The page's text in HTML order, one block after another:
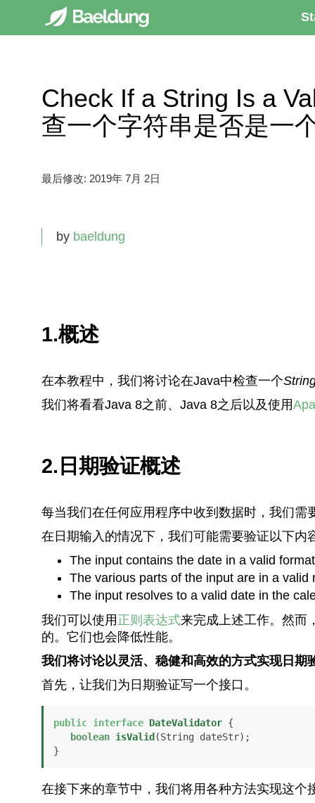
Check If a String Is a
查一个字符串是否是一
最后修改: 2019年 7月 2日
by baeldung
1.概述
在本教程中，我们将讨论在Java中检查一个
我们将看看Java 8之前、Java 8之后以及使用
2.日期验证概述
每当我们在任何应用程序中收到数据时，我们
在日期输入的情况下，我们可能需要验证以下内
The input contains the date in a valid
The various parts of the input are in a valid
The input resolves to a valid date in the
我们可以使用 正则表达式来完成上述工作。然而
的。它们也会降低性能。
我们将讨论以灵活、稳健和高效的方式实现日期
首先，让我们为日期验证写一个接口。
public interface DateValidator {
boolean isValid (String dateStr) ;
}
在接下来的章节中，我们将用各种方法实现这个